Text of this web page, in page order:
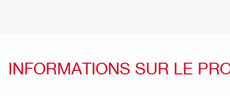
INFORMATIONS SUR LE